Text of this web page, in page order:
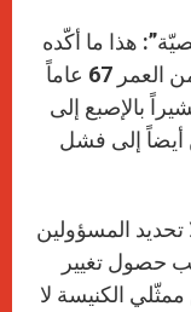
هذا ما أكّده
رئيس أساقفة ميونيخ وفرايزينغ البالغ من العمر 67 عاماً
تاريخ 21 أيار، مُشيراً بالإصبع إلى
أيضاً إلى فشل
تحديد المسؤولين
حصول تغيير
الكنيسة لا